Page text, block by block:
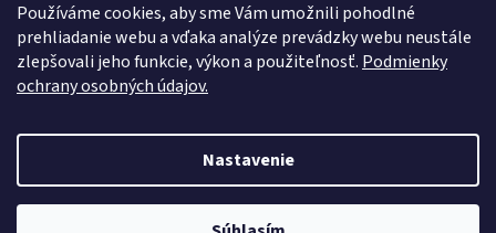
Používáme cookies, aby sme Vám umožnili pohodlné
prehliadanie webu a vďaka analýze prevádzky webu neustále
zlepšovali jeho funkcie, výkon a použiteľnosť. Podmienky
ochrany osobných údajov.
Nastavenie
Copyright 2026Nabytokmorava. Všetky práva vyhradené.Upraviť